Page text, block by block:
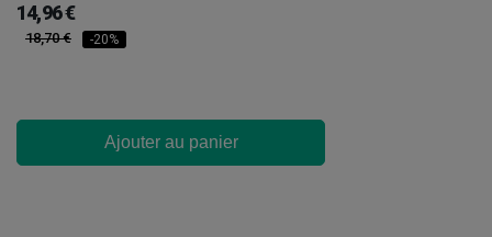
14,96 €
18,70 € -20%
Ajouter au panier